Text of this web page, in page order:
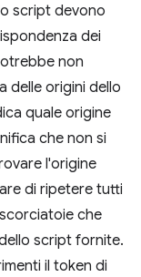
script devono
dei
non
delle origini dello
quale origine
che non si
l'origine
di ripetere tutti
che
script fornite.
il token di